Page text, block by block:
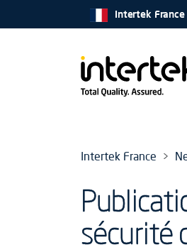
Intertek France
Intertek France
sécurité